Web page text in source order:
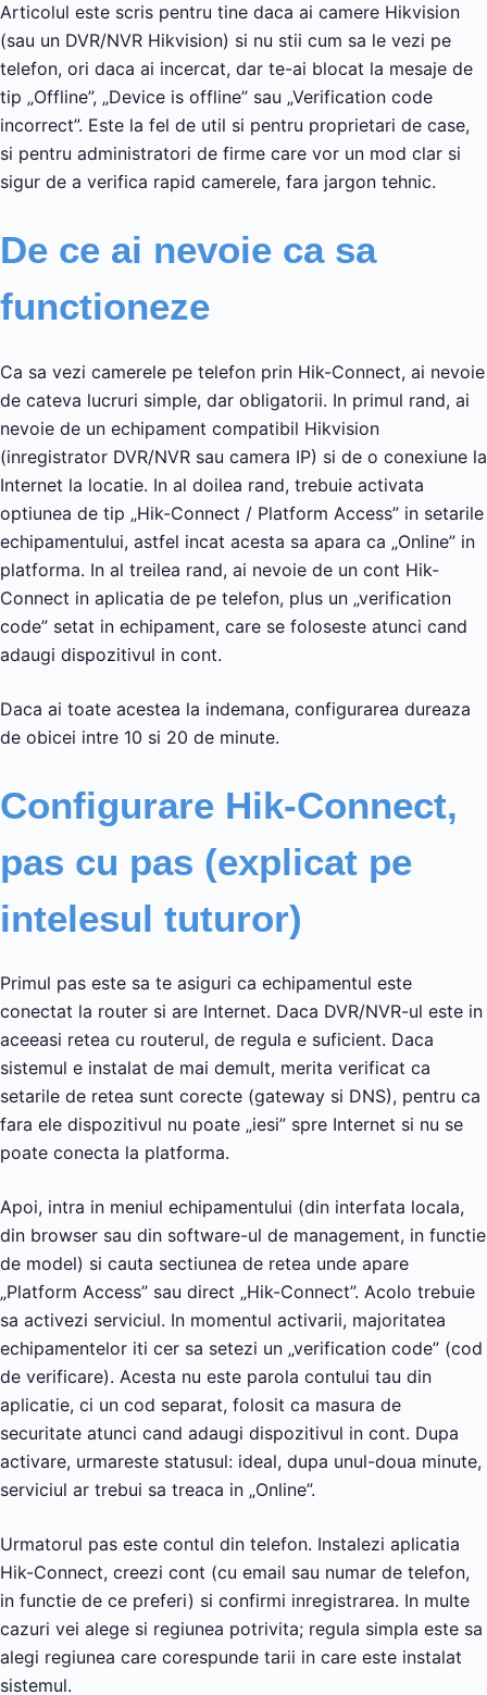
Articolul este scris pentru tine daca ai camere Hikvision
(sau un DVR/NVR Hikvision) si nu stii cum sa le vezi pe
telefon, ori daca ai incercat, dar te-ai blocat la mesaje de
tip „Offline”, „Device is offline” sau „Verification code
incorrect”. Este la fel de util si pentru proprietari de case,
si pentru administratori de firme care vor un mod clar si
sigur de a verifica rapid camerele, fara jargon tehnic.
De ce ai nevoie ca sa
functioneze
Ca sa vezi camerele pe telefon prin Hik-Connect, ai nevoie
de cateva lucruri simple, dar obligatorii. In primul rand, ai
nevoie de un echipament compatibil Hikvision
(inregistrator DVR/NVR sau camera IP) si de o conexiune la
Internet la locatie. In al doilea rand, trebuie activata
optiunea de tip „Hik-Connect / Platform Access” in setarile
echipamentului, astfel incat acesta sa apara ca „Online” in
platforma. In al treilea rand, ai nevoie de un cont Hik-
Connect in aplicatia de pe telefon, plus un „verification
code” setat in echipament, care se foloseste atunci cand
adaugi dispozitivul in cont.
Daca ai toate acestea la indemana, configurarea dureaza
de obicei intre 10 si 20 de minute.
Configurare Hik-Connect,
pas cu pas (explicat pe
intelesul tuturor)
Primul pas este sa te asiguri ca echipamentul este
conectat la router si are Internet. Daca DVR/NVR-ul este in
aceeasi retea cu routerul, de regula e suficient. Daca
sistemul e instalat de mai demult, merita verificat ca
setarile de retea sunt corecte (gateway si DNS), pentru ca
fara ele dispozitivul nu poate „iesi” spre Internet si nu se
poate conecta la platforma.
Apoi, intra in meniul echipamentului (din interfata locala,
din browser sau din software-ul de management, in functie
de model) si cauta sectiunea de retea unde apare
„Platform Access” sau direct „Hik-Connect”. Acolo trebuie
sa activezi serviciul. In momentul activarii, majoritatea
echipamentelor iti cer sa setezi un „verification code” (cod
de verificare). Acesta nu este parola contului tau din
aplicatie, ci un cod separat, folosit ca masura de
securitate atunci cand adaugi dispozitivul in cont. Dupa
activare, urmareste statusul: ideal, dupa unul-doua minute,
serviciul ar trebui sa treaca in „Online”.
Urmatorul pas este contul din telefon. Instalezi aplicatia
Hik-Connect, creezi cont (cu email sau numar de telefon,
in functie de ce preferi) si confirmi inregistrarea. In multe
cazuri vei alege si regiunea potrivita; regula simpla este sa
alegi regiunea care corespunde tarii in care este instalat
sistemul.